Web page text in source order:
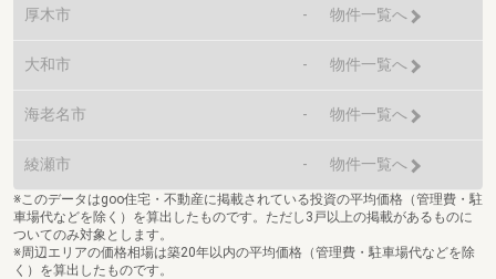
厚木市 - 物件一覧へ
大和市 - 物件一覧へ
海老名市 - 物件一覧へ
綾瀬市 - 物件一覧へ
※このデータはgoo住宅・不動産に掲載されている投資の平均価格（管理費・駐
車場代などを除く）を算出したものです。ただし3戸以上の掲載があるものに
ついてのみ対象とします。
※周辺エリアの価格相場は築20年以内の平均価格（管理費・駐車場代などを除
く）を算出したものです。